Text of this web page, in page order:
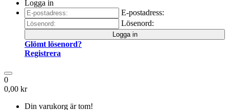
Logga in
E-postadress:
Lösenord:
Logga in
Glömt lösenord?
Registrera
0
0,00 kr
Din varukorg är tom!